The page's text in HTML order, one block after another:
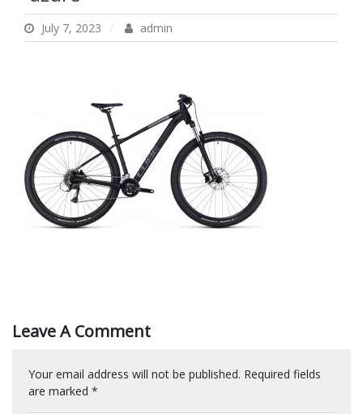
July 7, 2023 admin
Leave A Comment
Your email address will not be published. Required fields
are marked *